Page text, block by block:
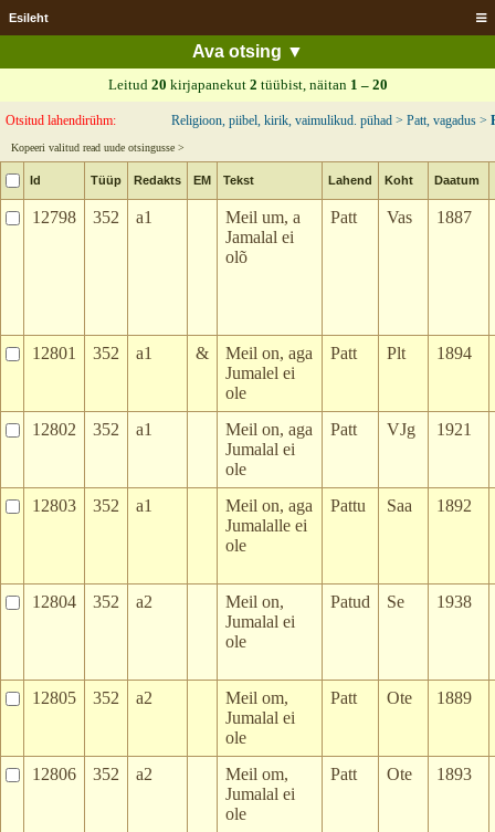
Esileht
Leitud 20 kirjapanekut 2 tüübist, näitan 1 – 20
Otsitud lahendirühm: Religioon, piibel, kirik, vaimulikud. pühad > Patt, vagadus >
Kopeeri valitud read uude otsingusse >
Id Tüüp Redakts EM Tekst Lahend Koht Daatum
12798 352 a1
Meil um, a
Jamalal ei
olõ
Patt Vas 1887
12801 352 a1 &
Meil on, aga
Jumalel ei
ole
Patt Plt 1894
12802 352 a1
Meil on, aga
Jumalal ei
ole
Patt VJg 1921
12803 352 a1
Meil on, aga
Jumalalle ei
ole
Pattu Saa 1892
12804 352 a2
Meil on,
Jumalal ei
ole
Patud Se 1938
12805 352 a2
Meil om,
Jumalal ei
ole
Patt Ote 1889
12806 352 a2
Meil om,
Jumalal ei
ole
Patt Ote 1893